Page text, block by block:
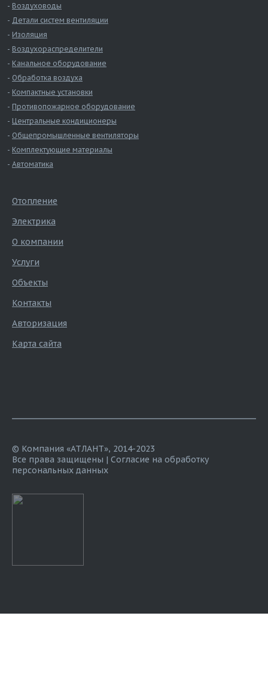
Воздуховоды
Детали систем вентиляции
Изоляция
Воздухораспределители
Канальное оборудование
Обработка воздуха
Компактные установки
Противопожарное оборудование
Центральные кондиционеры
Общепромышленные вентиляторы
Комплектующие материалы
Автоматика
Отопление
Электрика
О компании
Услуги
Объекты
Контакты
Авторизация
Карта сайта
© Компания «АТЛАНТ», 2014-2023
Все права защищены | Согласие на обработку
персональных данных